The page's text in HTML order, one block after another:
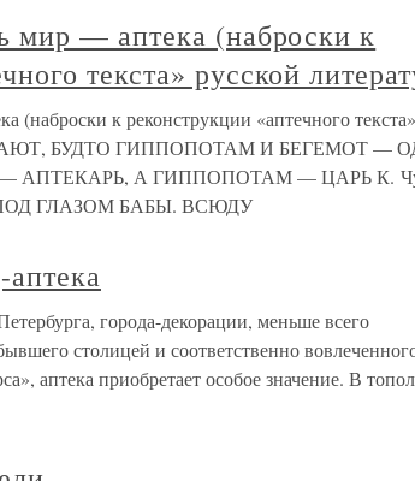
мир — аптека (наброски к
текста» русской
к реконструкции «аптечного
БУДТО ГИППОПОТАМ И БЕГЕМОТ —
АПТЕКАРЬ, А ГИППОПОТАМ — ЦАРЬ К.
ГЛАЗОМ БАБЫ. ВСЮДУ
города-декорации, меньше всего
столицей и соответственно
аптека приобретает особое значение. В